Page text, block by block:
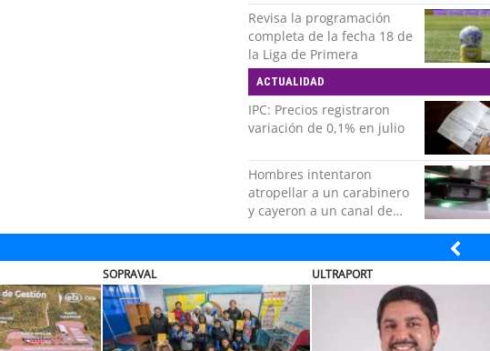
Revisa la programación
completa de la fecha 18 de
la Liga de Primera
ACTUALIDAD
IPC: Precios registraron
variación de 0,1% en julio
Hombres intentaron
atropellar a un carabinero
y cayeron a un canal de
SOPRAVAL ULTRAPORT